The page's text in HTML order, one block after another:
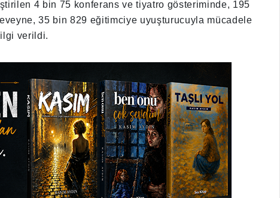
4 bin 75 konferans ve tiyatro gösteriminde, 195
35 bin 829 eğitimciye uyuşturucuyla mücadele
verildi.